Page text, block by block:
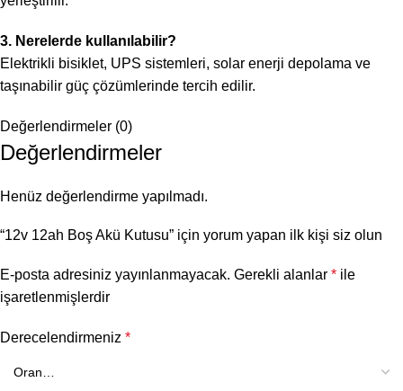
3. Nerelerde kullanılabilir?
Elektrikli bisiklet, UPS sistemleri, solar enerji depolama ve
taşınabilir güç çözümlerinde tercih edilir.
Değerlendirmeler (0)
Değerlendirmeler
Henüz değerlendirme yapılmadı.
“12v 12ah Boş Akü Kutusu” için yorum yapan ilk kişi siz olun
E-posta adresiniz yayınlanmayacak. Gerekli alanlar * ile
işaretlenmişlerdir
Derecelendirmeniz *